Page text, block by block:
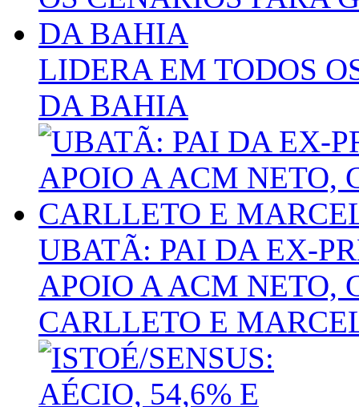
LIDERA EM TODOS
DA BAHIA
UBATÃ: PAI DA EX-
APOIO A ACM NETO,
CARLLETO E